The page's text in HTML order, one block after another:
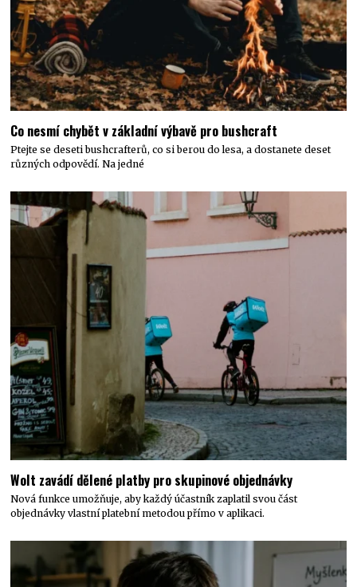
Co nesmí chybět v základní výbavě pro bushcraft
Ptejte se deseti bushcrafterů, co si berou do lesa, a dostanete deset
různých odpovědí. Na jedné
Wolt zavádí dělené platby pro skupinové objednávky
Nová funkce umožňuje, aby každý účastník zaplatil svou část
objednávky vlastní platební metodou přímo v aplikaci.